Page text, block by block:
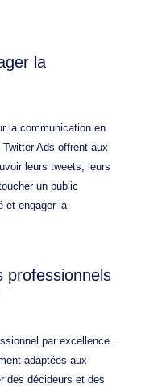
la
la communication en
Ads offrent aux
leurs tweets, leurs
un public
et engager la
professionnels
par excellence.
adaptées aux
des décideurs et des